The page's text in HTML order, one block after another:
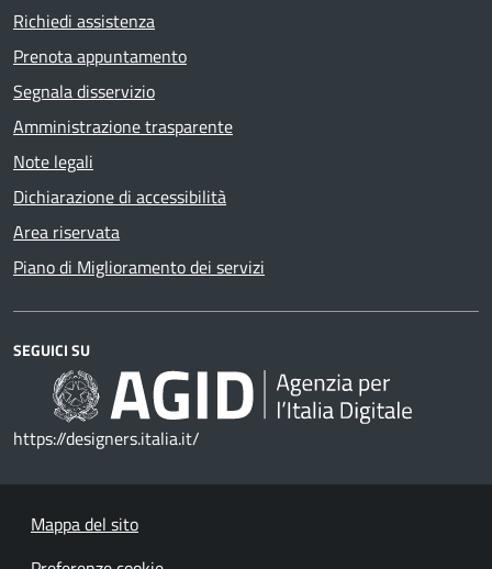
Richiedi assistenza
Prenota appuntamento
Segnala disservizio
Amministrazione trasparente
Note legali
Dichiarazione di accessibilità
Area riservata
Piano di Miglioramento dei servizi
SEGUICI SU
https://designers.italia.it/
Mappa del sito